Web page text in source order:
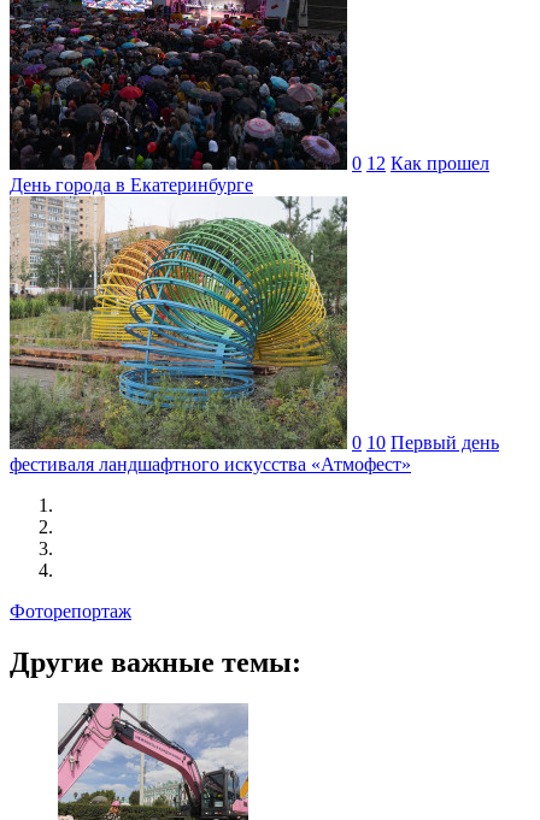
0 12 Как прошел
День города в Екатеринбурге
0 10 Первый день
фестиваля ландшафтного искусства «Атмофест»
Фоторепортаж
Другие важные темы: